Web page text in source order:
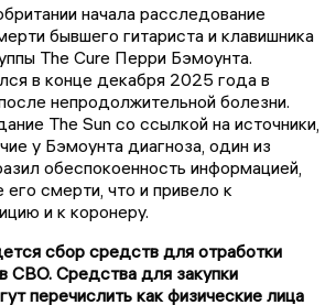
начала расследование
бывшего гитариста и клавишника
The Cure Перри Бэмоунта.
в конце декабря 2025 года в
непродолжительной болезни.
The Sun со ссылкой на источники,
у Бэмоунта диагноза, один из
обеспокоенность информацией,
его смерти, что и привело к
и к коронеру.
сбор средств для отработки
СВО. Средства для закупки
перечислить как физические лица